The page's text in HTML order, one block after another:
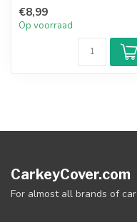
€8,99
Op voorraad
CarkeyCover.com
For almost all brands of car